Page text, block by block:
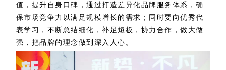
值，提升自身口碑，通过打造差异化品牌服务体系，确
保市场竞争力以满足规模增长的需求；同时要向优秀代
表学习，不断总结细化，补足短板，协力合作，做大做
强，把品牌的理念做到深入人心。